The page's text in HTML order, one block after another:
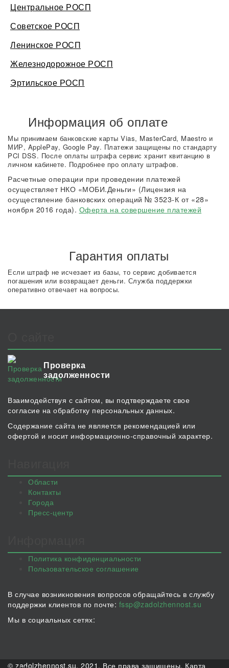
Центральное РОСП
Советское РОСП
Ленинское РОСП
Железнодорожное РОСП
Эртильское РОСП
Информация об оплате
Мы принимаем банковские карты Vias, MasterCard, Maestro и
МИР, ApplePay, Google Pay. Платежи защищены по стандарту
PCI DSS. После оплаты штрафа сервис хранит квитанцию в
личном кабинете. Подробнее про оплату штрафов.
Расчетные операции при проведении платежей
осуществляет НКО «МОБИ.Деньги» (Лицензия на
осуществление банковских операций № 3523-К от «28»
ноября 2016 года). Оферта на совершение платежей
Гарантия оплаты
Если штраф не исчезает из базы, то сервис добивается
погашения или возвращает деньги. Служба поддержки
оперативно отвечает на вопросы.
Проверка
задолженности
Взаимодействуя с сайтом, вы подтверждаете свое
согласие на обработку персональных данных.
Содержание сайта не является рекомендацией или
офертой и носит информационно-справочный характер.
Области
Контакты
Города
Пресс-центр
Политика конфиденциальности
Пользовательское соглашение
В случае возникновения вопросов обращайтесь в службу
поддержки клиентов по почте: fssp@zadolzhennost.su
Мы в социальных сетях:
© zadolzhennost.su, 2021. Все права защищены. Карта